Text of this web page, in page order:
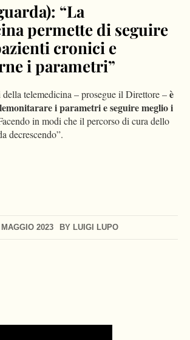
2023 BY LUIGI LUPO
“La
permette di seguire
cronici e
i parametri”
telemedicina – prosegue il Direttore –è
i parametri e seguire meglio i
in modi che il percorso di cura dello
decrescendo”.
marketing-cookiesto watch this video.